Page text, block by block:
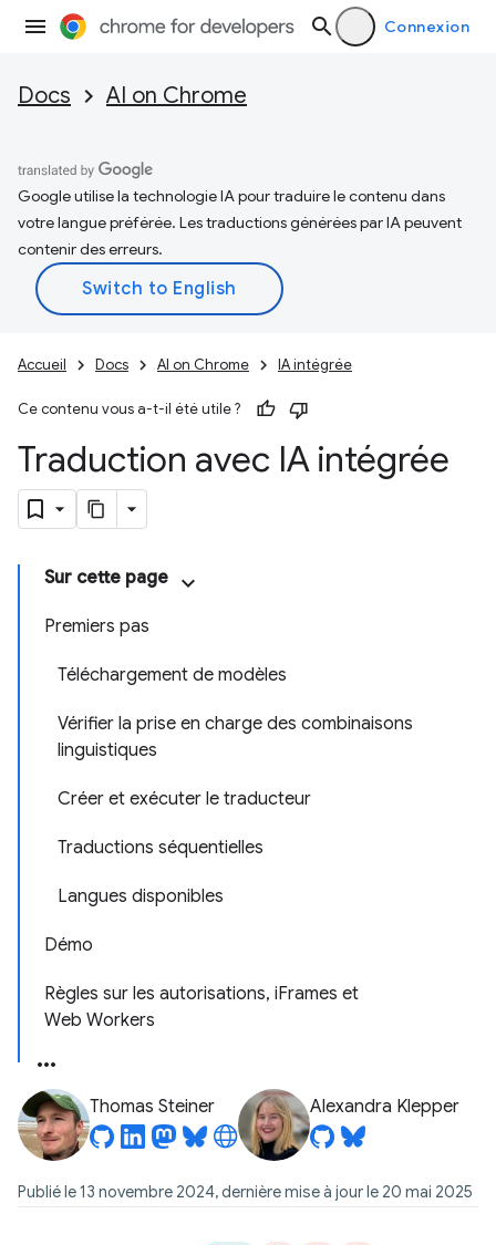
Connexion
Docs AI on Chrome
Google utilise la technologie IA pour traduire le contenu dans
votre langue préférée. Les traductions générées par IA peuvent
contenir des erreurs.
Accueil Docs AI on Chrome IA intégrée
Ce contenu vous a-t-il été utile ?
Traduction avec IA intégrée
Sur cette page
Premiers pas
Téléchargement de modèles
Vérifier la prise en charge des combinaisons
linguistiques
Créer et exécuter le traducteur
Traductions séquentielles
Langues disponibles
Démo
Règles sur les autorisations, iFrames et
Web Workers
Thomas Steiner Alexandra Klepper
Publié le 13 novembre 2024, dernière mise à jour le 20 mai 2025